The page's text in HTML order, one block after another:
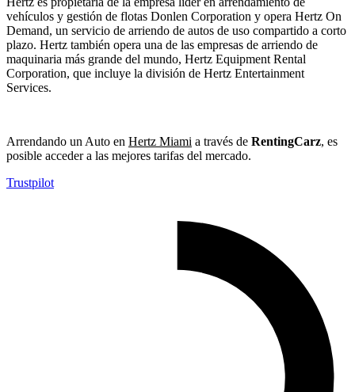
vehículos y gestión de flotas Donlen Corporation y opera Hertz On
Demand, un servicio de arriendo de autos de uso compartido a corto
plazo. Hertz también opera una de las empresas de arriendo de
maquinaria más grande del mundo, Hertz Equipment Rental
Corporation, que incluye la división de Hertz Entertainment
Services.
Arrendando un Auto en Hertz Miami a través de RentingCarz, es
posible acceder a las mejores tarifas del mercado.
Trustpilot